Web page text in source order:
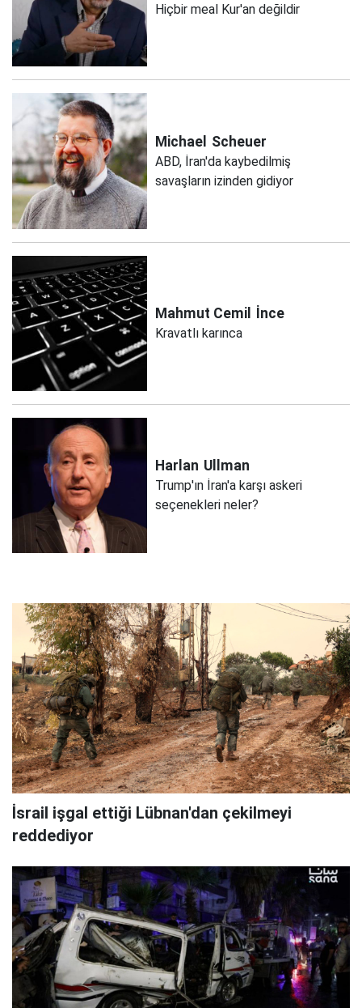
Hiçbir meal Kur'an değildir
Michael Scheuer
ABD, İran'da kaybedilmiş
savaşların izinden gidiyor
Mahmut Cemil İnce
Kravatlı karınca
Harlan Ullman
Trump'ın İran'a karşı askeri
seçenekleri neler?
İsrail işgal ettiği Lübnan'dan çekilmeyi
reddediyor